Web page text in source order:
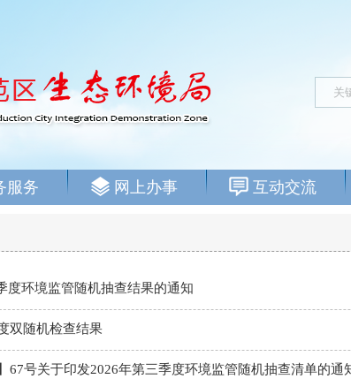
服务 网上办事 互动交流
度环境监管随机抽查结果的通知
双随机检查结果
67号关于印发2026年第三季度环境监管随机抽查清单的通